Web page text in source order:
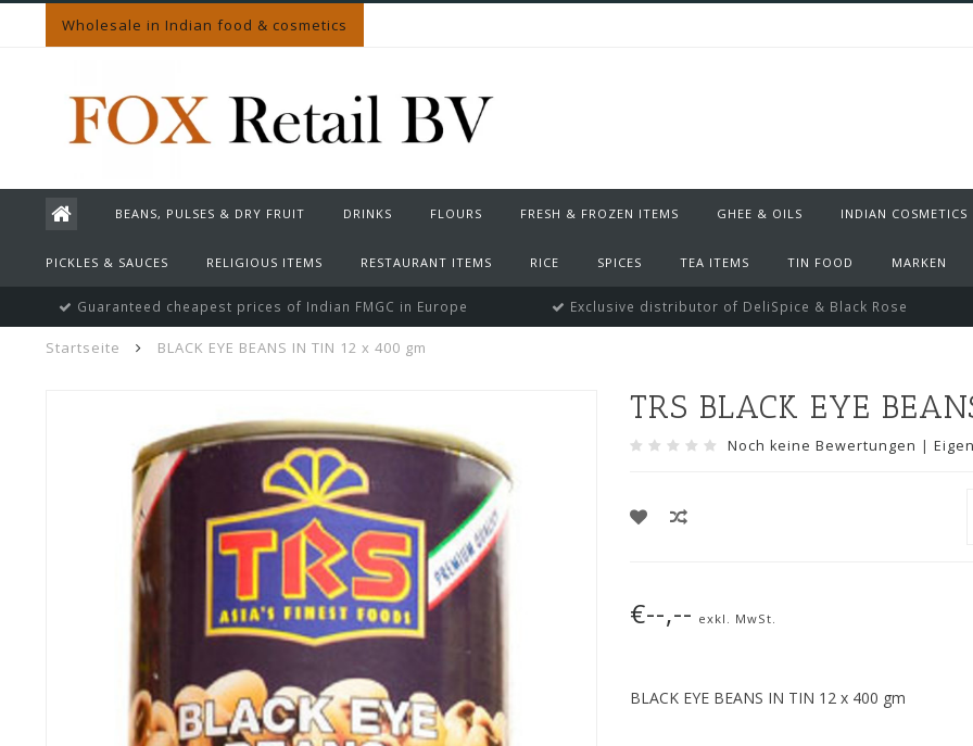
Wholesale in Indian food & cosmetics
BEANS, PULSES & DRY FRUIT DRINKS FLOURS FRESH & FROZEN ITEMS GHEE & OILS INDIAN COSMETICS
PICKLES & SAUCES RELIGIOUS ITEMS RESTAURANT ITEMS RICE SPICES TEA ITEMS TIN FOOD MARKEN
Guaranteed cheapest prices of Indian FMGC in Europe Exclusive distributor of DeliSpice & Black Rose
Startseite BLACK EYE BEANS IN TIN 12 x 400 gm
TRS BLACK EYE
Noch keine Bewertungen |
€--,-- exkl. MwSt.
BLACK EYE BEANS IN TIN 12 x 400 gm